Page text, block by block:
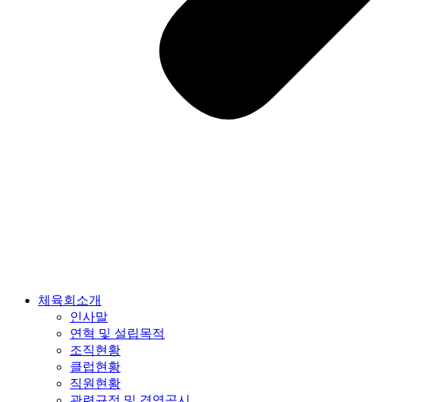
체육회소개
인사말
연혁 및 설립목적
조직현황
클럽현황
직원현황